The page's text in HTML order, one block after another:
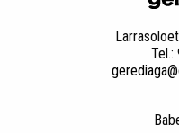
Tel.: